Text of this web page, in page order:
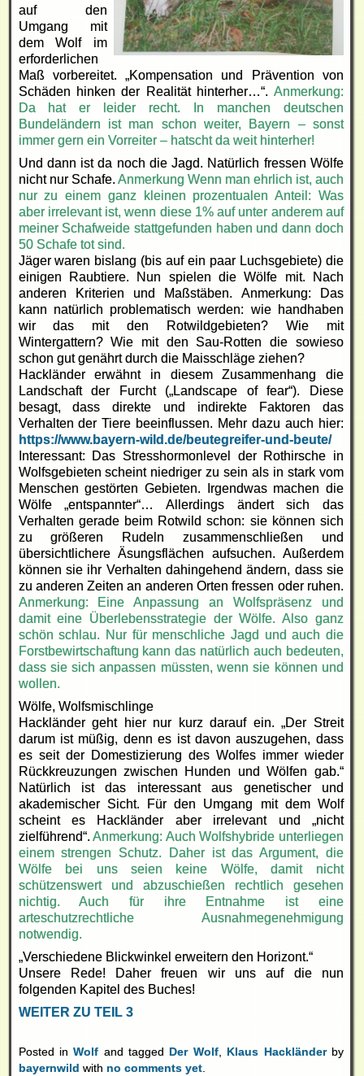
auf den
Umgang mit
dem Wolf im
erforderlichen
Maß vorbereitet. „Kompensation und Prävention von
Schäden hinken der Realität hinterher…“. Anmerkung:
Da hat er leider recht. In manchen deutschen
Bundeländern ist man schon weiter, Bayern – sonst
immer gern ein Vorreiter – hatscht da weit hinterher!
Und dann ist da noch die Jagd. Natürlich fressen Wölfe
nicht nur Schafe. Anmerkung Wenn man ehrlich ist, auch
nur zu einem ganz kleinen prozentualen Anteil: Was
aber irrelevant ist, wenn diese 1% auf unter anderem auf
meiner Schafweide stattgefunden haben und dann doch
50 Schafe tot sind.
Jäger waren bislang (bis auf ein paar Luchsgebiete) die
einigen Raubtiere. Nun spielen die Wölfe mit. Nach
anderen Kriterien und Maßstäben. Anmerkung: Das
kann natürlich problematisch werden: wie handhaben
wir das mit den Rotwildgebieten? Wie mit
Wintergattern? Wie mit den Sau-Rotten die sowieso
schon gut genährt durch die Maisschläge ziehen?
Hackländer erwähnt in diesem Zusammenhang die
Landschaft der Furcht („Landscape of fear“). Diese
besagt, dass direkte und indirekte Faktoren das
Verhalten der Tiere beeinflussen. Mehr dazu auch hier:
https://www.bayern-wild.de/beutegreifer-und-beute/
Interessant: Das Stresshormonlevel der Rothirsche in
Wolfsgebieten scheint niedriger zu sein als in stark vom
Menschen gestörten Gebieten. Irgendwas machen die
Wölfe „entspannter“… Allerdings ändert sich das
Verhalten gerade beim Rotwild schon: sie können sich
zu größeren Rudeln zusammenschließen und
übersichtlichere Äsungsflächen aufsuchen. Außerdem
können sie ihr Verhalten dahingehend ändern, dass sie
zu anderen Zeiten an anderen Orten fressen oder ruhen.
Anmerkung: Eine Anpassung an Wolfspräsenz und
damit eine Überlebensstrategie der Wölfe. Also ganz
schön schlau. Nur für menschliche Jagd und auch die
Forstbewirtschaftung kann das natürlich auch bedeuten,
dass sie sich anpassen müssten, wenn sie können und
wollen.
Wölfe, Wolfsmischlinge
Hackländer geht hier nur kurz darauf ein. „Der Streit
darum ist müßig, denn es ist davon auszugehen, dass
es seit der Domestizierung des Wolfes immer wieder
Rückkreuzungen zwischen Hunden und Wölfen gab.“
Natürlich ist das interessant aus genetischer und
akademischer Sicht. Für den Umgang mit dem Wolf
scheint es Hackländer aber irrelevant und „nicht
zielführend“.Anmerkung: Auch Wolfshybride unterliegen
einem strengen Schutz. Daher ist das Argument, die
Wölfe bei uns seien keine Wölfe, damit nicht
schützenswert und abzuschießen rechtlich gesehen
nichtig. Auch für ihre Entnahme ist eine
arteschutzrechtliche Ausnahmegenehmigung
notwendig.
„Verschiedene Blickwinkel erweitern den Horizont.“
Unsere Rede! Daher freuen wir uns auf die nun
folgenden Kapitel des Buches!
WEITER ZU TEIL 3
Posted inWolf and taggedDer Wolf,Klaus Hackländerby
bayernwild with no comments yet.